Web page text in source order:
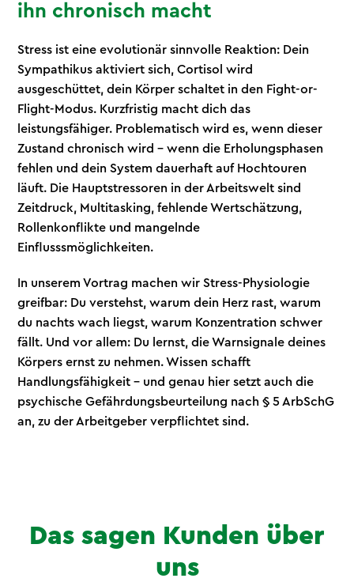
ihn chronisch macht
Stress ist eine evolutionär sinnvolle Reaktion: Dein
Sympathikus aktiviert sich, Cortisol wird
ausgeschüttet, dein Körper schaltet in den Fight-or-
Flight-Modus. Kurzfristig macht dich das
leistungsfähiger. Problematisch wird es, wenn dieser
Zustand chronisch wird – wenn die Erholungsphasen
fehlen und dein System dauerhaft auf Hochtouren
läuft. Die Hauptstressoren in der Arbeitswelt sind
Zeitdruck, Multitasking, fehlende Wertschätzung,
Rollenkonflikte und mangelnde
Einflusssmöglichkeiten.
In unserem Vortrag machen wir Stress-Physiologie
greifbar: Du verstehst, warum dein Herz rast, warum
du nachts wach liegst, warum Konzentration schwer
fällt. Und vor allem: Du lernst, die Warnsignale deines
Körpers ernst zu nehmen. Wissen schafft
Handlungsfähigkeit – und genau hier setzt auch die
psychische Gefährdungsbeurteilung nach § 5 ArbSchG
an, zu der Arbeitgeber verpflichtet sind.
Das sagen Kunden über
uns